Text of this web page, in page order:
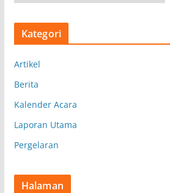
r
s
Kategori
Artikel
Berita
Kalender Acara
Laporan Utama
Pergelaran
Halaman